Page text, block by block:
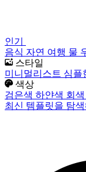
인기
음식 자연 여행 물
스타일
미니멀리스트 심플
색상
검은색 하얀색 회색
최신 템플릿을 탐